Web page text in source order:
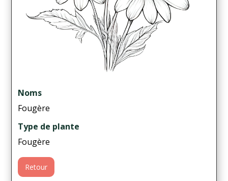
Noms
Fougère
Type de plante
Fougère
Retour